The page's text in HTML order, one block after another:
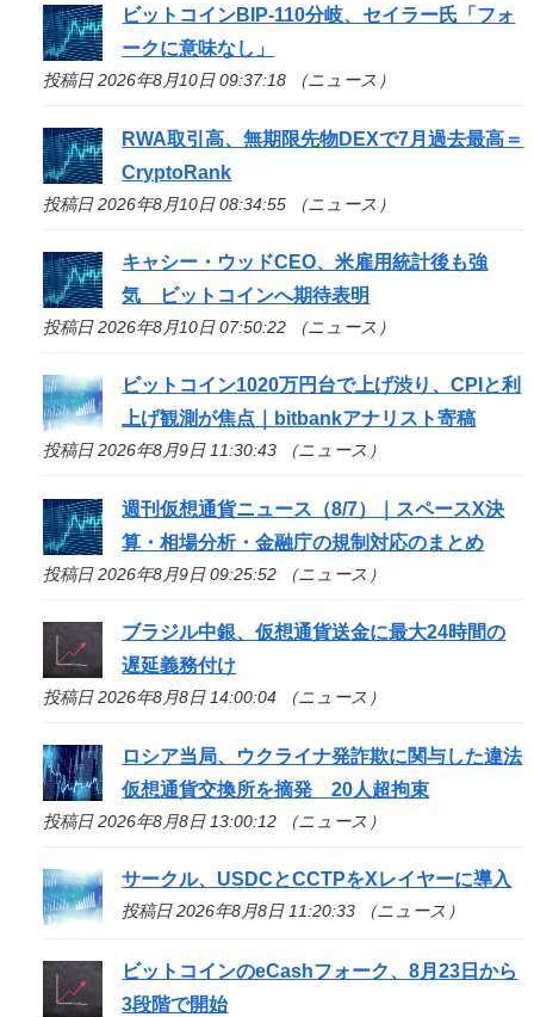
ビットコインBIP-110分岐、セイラー氏「フォ
ークに意味なし」
投稿日 2026年8月10日 09:37:18 （ニュース）
RWA取引高、無期限先物DEXで7月過去最高＝
CryptoRank
投稿日 2026年8月10日 08:34:55 （ニュース）
キャシー・ウッドCEO、米雇用統計後も強
気 ビットコインへ期待表明
投稿日 2026年8月10日 07:50:22 （ニュース）
ビットコイン1020万円台で上げ渋り、CPIと利
上げ観測が焦点｜bitbankアナリスト寄稿
投稿日 2026年8月9日 11:30:43 （ニュース）
週刊仮想通貨ニュース（8/7）｜スペースX決
算・相場分析・金融庁の規制対応のまとめ
投稿日 2026年8月9日 09:25:52 （ニュース）
ブラジル中銀、仮想通貨送金に最大24時間の
遅延義務付け
投稿日 2026年8月8日 14:00:04 （ニュース）
ロシア当局、ウクライナ発詐欺に関与した違法
仮想通貨交換所を摘発 20人超拘束
投稿日 2026年8月8日 13:00:12 （ニュース）
サークル、USDCとCCTPをXレイヤーに導入
投稿日 2026年8月8日 11:20:33 （ニュース）
ビットコインのeCashフォーク、8月23日から
3段階で開始